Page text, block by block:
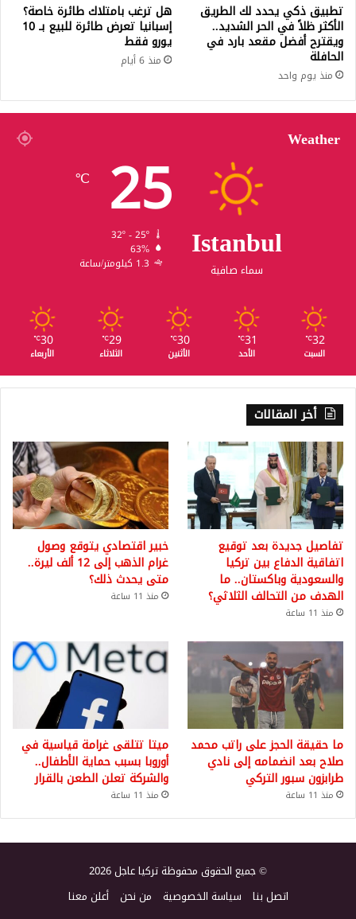
تطبيق ذكي يحدد لك الطريق
الأكثر ظلاً في الحر الشديد..
ويقترح أفضل مقعد بارد في
الحافلة
منذ يوم واحد
هل ترغب بامتلاك طائرة خاصة؟
إسبانيا تعرض طائرة للبيع بـ 10
يورو فقط
منذ 6 أيام
Weather
Istanbul
سماء صافية
25
℃
32º - 25º
63%
1.3 كيلومتر/ساعة
32
℃
السبت
31
℃
الأحد
30
℃
الأثنين
29
℃
الثلاثاء
30
℃
الأربعاء
أخر المقالات
تفاصيل جديدة بعد توقيع
اتفاقية الدفاع بين تركيا
والسعودية وباكستان.. ما
الهدف من التحالف الثلاثي؟
منذ 11 ساعة
خبير اقتصادي يتوقع وصول
غرام الذهب إلى 12 ألف ليرة..
متى يحدث ذلك؟
منذ 11 ساعة
ما حقيقة الحجز على راتب محمد
صلاح بعد انضمامه إلى نادي
طرابزون سبور التركي
منذ 11 ساعة
ميتا تتلقى غرامة قياسية في
أوروبا بسبب حماية الأطفال..
والشركة تعلن الطعن بالقرار
منذ 11 ساعة
© جميع الحقوق محفوظة تركيا عاجل 2026
اتصل بنا سياسة الخصوصية من نحن أعلن معنا